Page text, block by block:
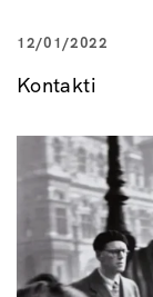
12/01/2022
Kontakti